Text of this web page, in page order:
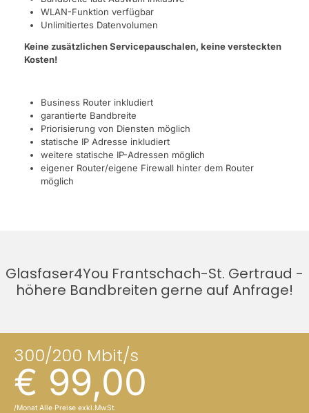
WLAN-Funktion verfügbar
Unlimitiertes Datenvolumen
Keine zusätzlichen Servicepauschalen, keine versteckten
Kosten!
Business Router inkludiert
garantierte Bandbreite
Priorisierung von Diensten möglich
statische IP Adresse inkludiert
weitere statische IP-Adressen möglich
eigener Router/eigene Firewall hinter dem Router
möglich
Glasfaser4You Frantschach-St. Gertraud -
höhere Bandbreiten gerne auf Anfrage!
300/200 Mbit/s
€ 99,00
/Monat Alle Preise exkl.MwSt.